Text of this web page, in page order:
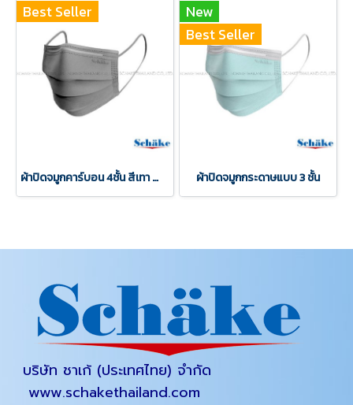
Best Seller
ผ้าปิดจมูกคาร์บอน 4ชั้น สีเทา สำหรับใช้ในงานอุตสาหกรรมต่างๆ
New
Best Seller
ผ้าปิดจมูกกระดาษแบบ 3 ชั้น
บริษัท ชาเก้ (ประเทศไทย) จำกัด
www.schakethailand.com